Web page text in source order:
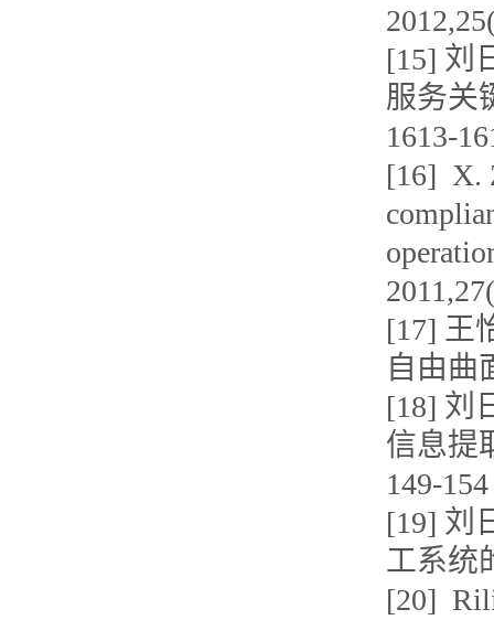
[15] 刘
服务关
1613-
[16] X.
[17] 王
自由曲
[18] 刘
信息提
149-154
[19] 刘
工系统
[20]